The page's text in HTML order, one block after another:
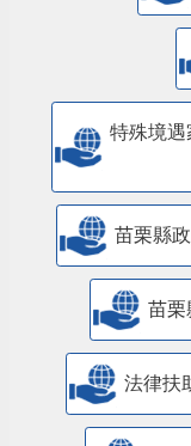
特殊境遇
苗栗縣
苗栗
法律扶